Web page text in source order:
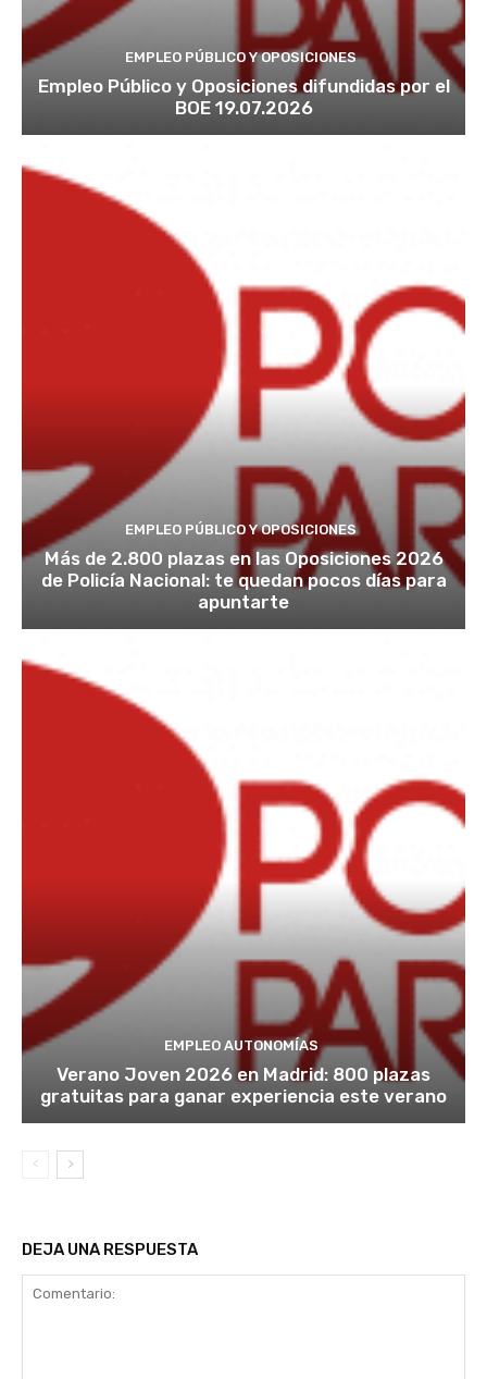
EMPLEO PÚBLICO Y OPOSICIONES
Empleo Público y Oposiciones difundidas por el
BOE 19.07.2026
EMPLEO PÚBLICO Y OPOSICIONES
Más de 2.800 plazas en las Oposiciones 2026
de Policía Nacional: te quedan pocos días para
apuntarte
EMPLEO AUTONOMÍAS
Verano Joven 2026 en Madrid: 800 plazas
gratuitas para ganar experiencia este verano
DEJA UNA RESPUESTA